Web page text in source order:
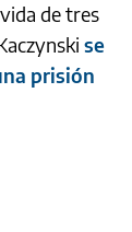
de tres
se
prisión